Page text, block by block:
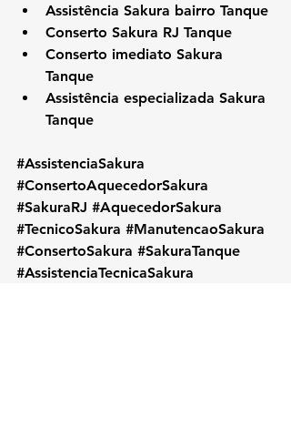
Assistência Sakura bairro Tanque
Conserto Sakura RJ Tanque
Conserto imediato Sakura
Tanque
Assistência especializada Sakura
Tanque
#AssistenciaSakura
#ConsertoAquecedorSakura
#SakuraRJ #AquecedorSakura
#TecnicoSakura #ManutencaoSakura
#ConsertoSakura #SakuraTanque
#AssistenciaTecnicaSakura